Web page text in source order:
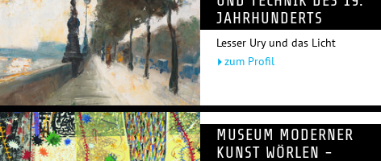
JAHRHUNDERTS
Lesser Ury und das Licht
zum Profil
MUSEUM MODERNER
KUNST WÖRLEN -